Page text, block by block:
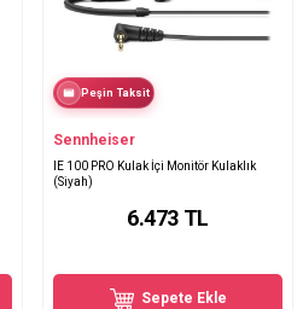
Peşin Taksit
Sennheiser
IE 100 PRO Kulak İçi Monitör Kulaklık
(Siyah)
6.473 TL
Sepete Ekle